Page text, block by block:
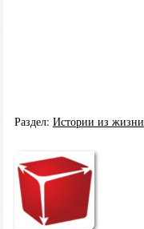
Раздел: Истории из жизни